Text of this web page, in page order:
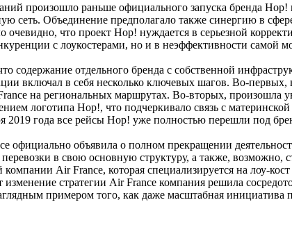
произошло раньше официального запуска бренда
сеть. Объединение предполагало также синергию в
очевидно, что проект Hop! нуждается в серьезной
с лоукостерами, но и в неэффективности самой
содержание отдельного бренда с собственной
включал в себя несколько ключевых шагов. Во-
на региональных маршрутах. Во-вторых,
логотипа Hop!, что подчеркивало связь с
2019 года все рейсы Hop! уже полностью перешли под
официально объявила о полном прекращении
перевозки в свою основную структуру, а также,
компании Air France, которая специализируется на лоу-
стратегии Air France компания решила
примером того, как даже масштабная инициатива